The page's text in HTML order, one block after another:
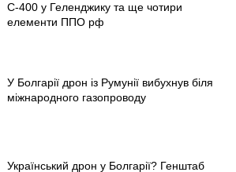
С-400 у Геленджику та ще чотири
елементи ППО рф
У Болгарії дрон із Румунії вибухнув біля
міжнародного газопроводу
Український дрон у Болгарії? Генштаб